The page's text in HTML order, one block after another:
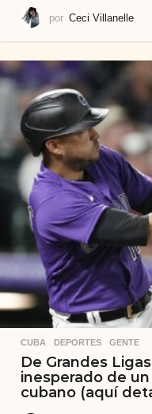
por Ceci Villanelle
CUBA ,DEPORTES ,GENTE
De Grandes
inesperado de
cubano (aquí